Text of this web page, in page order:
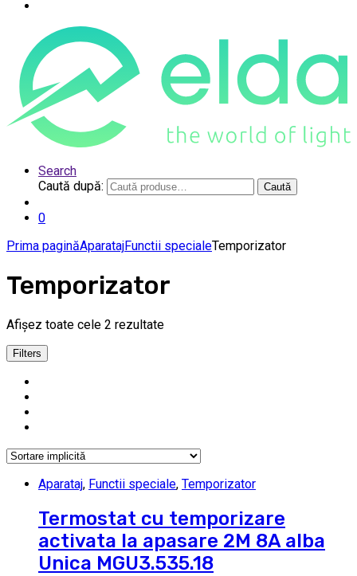
Search
Caută după:
Caută
0
Prima paginăAparatajFunctii specialeTemporizator
Temporizator
Afișez toate cele 2 rezultate
Filters
Aparataj, Functii speciale, Temporizator
Termostat cu temporizare
activata la apasare 2M 8A alba
Unica MGU3.535.18